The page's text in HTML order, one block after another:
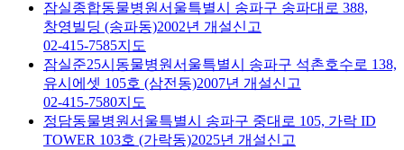
잠실종합동물병원서울특별시 송파구 송파대로 388,
창영빌딩 (송파동)2002년 개설신고
02-415-7585지도
잠실준25시동물병원서울특별시 송파구 석촌호수로 138,
유시에셋 105호 (삼전동)2007년 개설신고
02-415-7580지도
정담동물병원서울특별시 송파구 중대로 105, 가락 ID
TOWER 103호 (가락동)2025년 개설신고